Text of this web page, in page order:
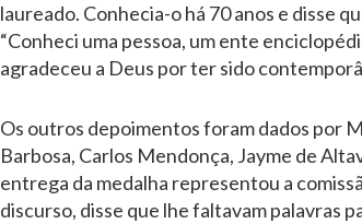
laureado. Conhecia-o há 70 anos e disse
“Conheci uma pessoa, um ente
agradeceu a Deus por ter sido
Os outros depoimentos foram dados por
Barbosa, Carlos Mendonça, Jayme de
entrega da medalha representou a
discurso, disse que lhe faltavam palavras